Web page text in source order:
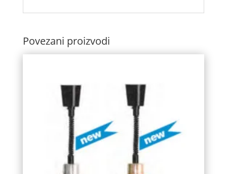
Povezani proizvodi